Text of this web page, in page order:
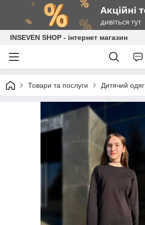
INSEVEN SHOP - інтернет магазин
Товари та послуги Дитячий одяг